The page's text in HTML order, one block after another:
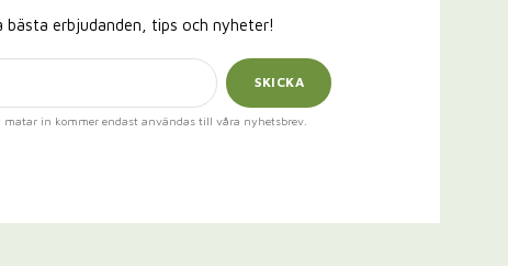
bästa erbjudanden, tips och nyheter!
SKICKA
matar in kommer endast användas till våra nyhetsbrev.